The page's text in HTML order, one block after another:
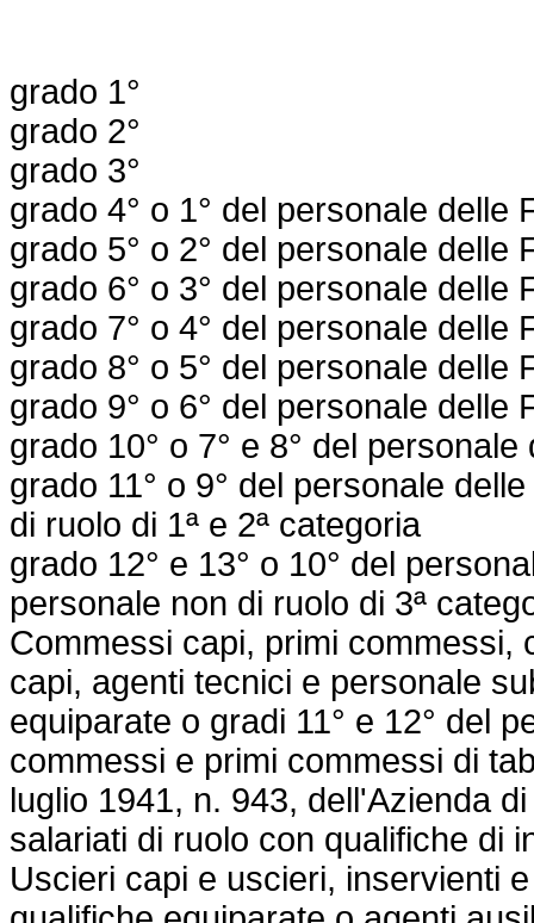
grado 1°
grado 2°
grado 3°
grado 4° o 1° del personale delle
grado 5° o 2° del personale delle
grado 6° o 3° del personale delle
grado 7° o 4° del personale delle
grado 8° o 5° del personale delle
grado 9° o 6° del personale delle
grado 10° o 7° e 8° del
grado 11° o 9° del personale
di ruolo di 1ª e 2ª categoria
grado 12° e 13° o 10° del
personale non di ruolo di 3ª
Commessi capi, primi commessi,
capi, agenti tecnici e personale
equiparate o gradi 11° e 12° del
commessi e primi commessi di
luglio 1941, n. 943, dell'Azienda
salariati di ruolo con qualifiche di
Uscieri capi e uscieri, inservienti